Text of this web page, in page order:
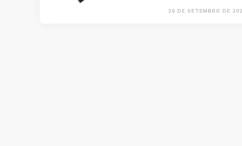
26 DE SETEMBRO DE